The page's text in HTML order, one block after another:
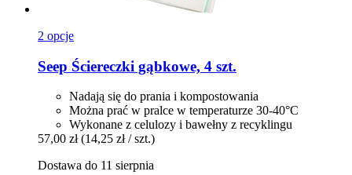
2 opcje
Seep Ściereczki gąbkowe, 4 szt.
Nadają się do prania i kompostowania
Można prać w pralce w temperaturze 30-40°C
Wykonane z celulozy i bawełny z recyklingu
57,00 zł (14,25 zł / szt.)
Dostawa do 11 sierpnia